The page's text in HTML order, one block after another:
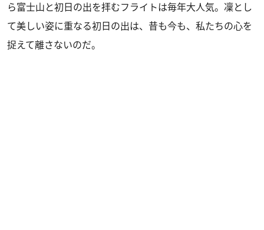
ら富士山と初日の出を拝むフライトは毎年大人気。凜とし
て美しい姿に重なる初日の出は、昔も今も、私たちの心を
捉えて離さないのだ。